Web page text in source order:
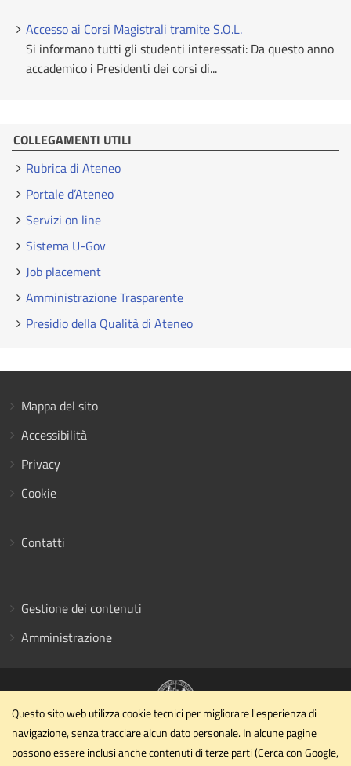
Accesso ai Corsi Magistrali tramite S.O.L.
Si informano tutti gli studenti interessati: Da questo anno
accademico i Presidenti dei corsi di...
COLLEGAMENTI UTILI
Rubrica di Ateneo
Portale d’Ateneo
Servizi on line
Sistema U-Gov
Job placement
Amministrazione Trasparente
Presidio della Qualità di Ateneo
Mappa del sito
Accessibilità
Privacy
Cookie
Contatti
Gestione dei contenuti
Amministrazione
Dipartimento di Ingegneria civile ed ambientale
Questo sito web utilizza cookie tecnici per migliorare l'esperienza di
navigazione, senza tracciare alcun dato personale. In alcune pagine
possono essere inclusi anche contenuti di terze parti (Cerca con Google,